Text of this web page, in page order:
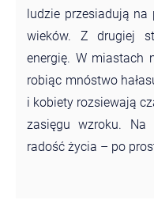
ludzie przesiadują
wieków. Z drugiej
energię. W miastach
robiąc mnóstwo
i kobiety rozsiewają
zasięgu wzroku.
radość życia – po